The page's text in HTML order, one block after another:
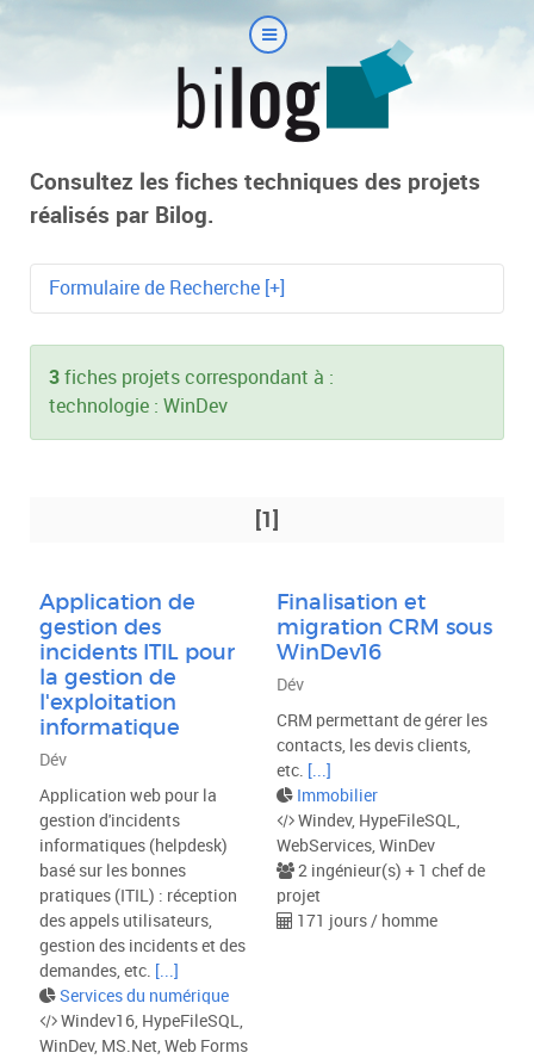
Consultez les fiches techniques des projets
réalisés par Bilog.
Formulaire de Recherche [+]
Technologie
Type de projet
VALIDER
3 fiches projets correspondant à :
technologie : WinDev
[1]
Application de
gestion des
incidents ITIL pour
la gestion de
l'exploitation
informatique
Dév
Application web pour la
gestion d'incidents
informatiques (helpdesk)
basé sur les bonnes
pratiques (ITIL) : réception
des appels utilisateurs,
gestion des incidents et des
demandes, etc. [...]
Services du numérique
Windev16, HypeFileSQL,
WinDev, MS.Net, Web Forms
Finalisation et
migration CRM sous
WinDev16
Dév
CRM permettant de gérer les
contacts, les devis clients,
etc. [...]
Immobilier
Windev, HypeFileSQL,
WebServices, WinDev
2 ingénieur(s) + 1 chef de
projet
171 jours / homme